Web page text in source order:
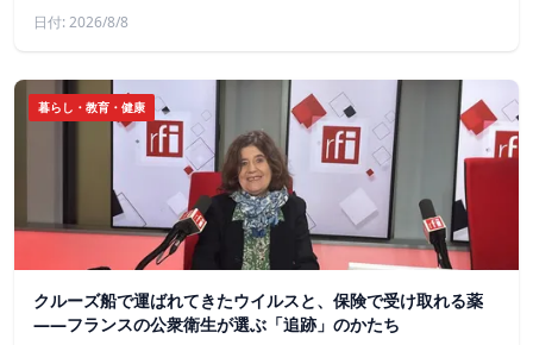
日付: 2026/8/8
暮らし・教育・健康
クルーズ船で運ばれてきたウイルスと、保険で受け取れる薬
――フランスの公衆衛生が選ぶ「追跡」のかたち